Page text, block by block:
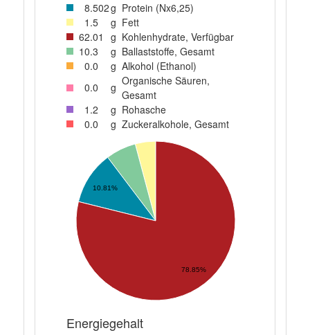
8.502g Protein (Nx6,25)
1 .5 g Fett
62.01 g Kohlenhydrate, Verfügbar
10.3 g Ballaststoffe, Gesamt
0.0 g Alkohol (Ethanol)
0.0 g Organische Säuren,
Gesamt
1 .2 g Rohasche
0.0 g Zuckeralkohole, Gesamt
10.81%
78.85%
Energiegehalt